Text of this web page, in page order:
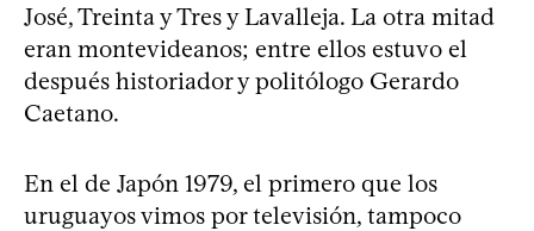
José, Treinta y Tres y Lavalleja. La otra mitad
eran montevideanos; entre ellos estuvo el
después historiador y politólogo Gerardo
Caetano.
En el de Japón 1979, el primero que los
uruguayos vimos por televisión, tampoco